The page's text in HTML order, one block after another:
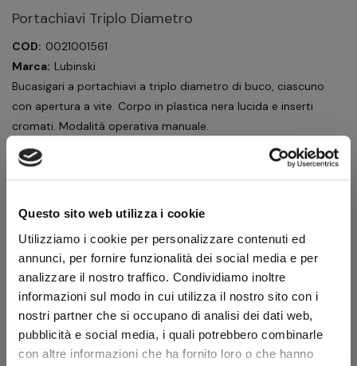
Questo sito web utilizza i cookie
Utilizziamo i cookie per personalizzare contenuti ed
annunci, per fornire funzionalità dei social media e per
analizzare il nostro traffico. Condividiamo inoltre
informazioni sul modo in cui utilizza il nostro sito con i
nostri partner che si occupano di analisi dei dati web,
pubblicità e social media, i quali potrebbero combinarle
con altre informazioni che ha fornito loro o che hanno
Portachiavi Triplo Diametro
COD: 0021001561
Marca: Lubinski
Bucasigari a portachiavi a triplo diametro di buco, ciascuno
con apertura a vite. Corpo in plastica nera lucida e inserti
cromati. Modalità operativa manuale.
36,00 € 32,40 €
Quantità
AGGIUNGI AL CARRELLO